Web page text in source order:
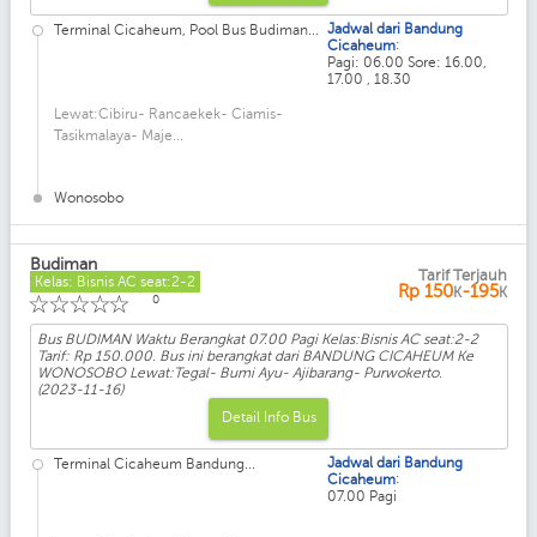
Terminal Cicaheum, Pool Bus Budiman...
Lewat:Cibiru- Rancaekek- Ciamis-
Tasikmalaya- Maje...
Wonosobo
Jadwal dari Bandung
Cicaheum:
Pagi: 06.00 Sore: 16.00,
17.00 , 18.30
Budiman
Kelas: Bisnis AC seat:2-2
☆
☆
☆
☆
☆ 0
Tarif Terjauh
Rp 150K-195K
Bus BUDIMAN Waktu Berangkat 07.00 Pagi Kelas:Bisnis AC seat:2-2
Tarif: Rp 150.000. Bus ini berangkat dari BANDUNG CICAHEUM Ke
WONOSOBO Lewat:Tegal- Bumi Ayu- Ajibarang- Purwokerto.
(2023-11-16)
Detail Info Bus
Terminal Cicaheum Bandung...
Jadwal dari Bandung
Cicaheum:
07.00 Pagi